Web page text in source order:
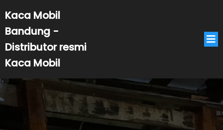
Kaca Mobil
Bandung -
Distributor resmi
Kaca Mobil